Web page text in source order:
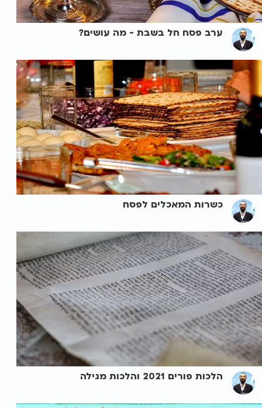
ערב פסח חל בשבת - מה עושים?
כשרות המאכלים לפסח
הלכות פורים 2021 והלכות מגילה